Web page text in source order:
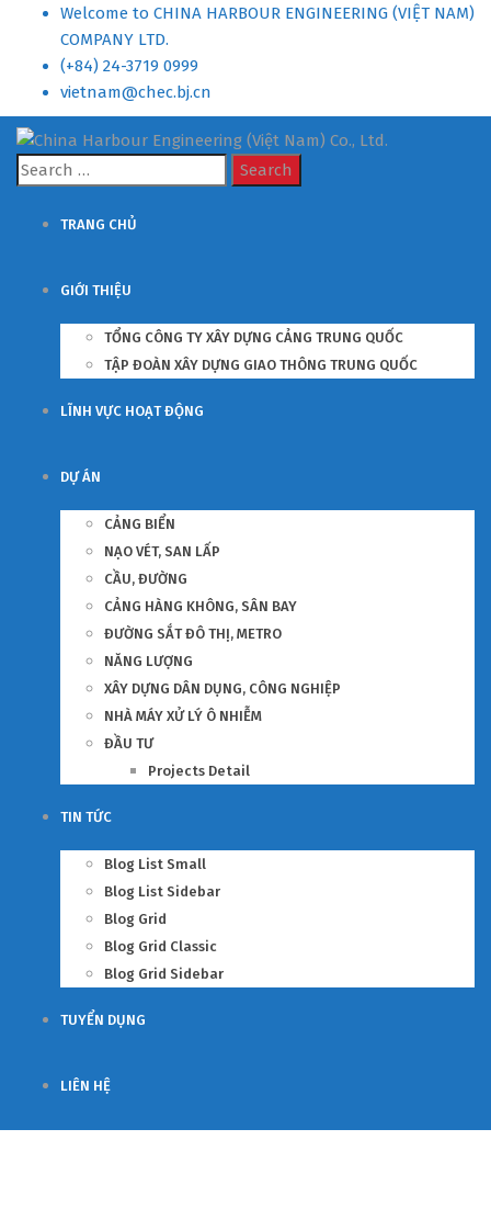
Welcome to CHINA HARBOUR ENGINEERING (VIỆT NAM)
COMPANY LTD.
(+84) 24-3719 0999
vietnam@chec.bj.cn
Search
for:
TRANG CHỦ
GIỚI THIỆU
TỔNG CÔNG TY XÂY DỰNG CẢNG TRUNG QUỐC
TẬP ĐOÀN XÂY DỰNG GIAO THÔNG TRUNG QUỐC
LĨNH VỰC HOẠT ĐỘNG
DỰ ÁN
CẢNG BIỂN
NẠO VÉT, SAN LẤP
CẦU, ĐƯỜNG
CẢNG HÀNG KHÔNG, SÂN BAY
ĐƯỜNG SẮT ĐÔ THỊ, METRO
NĂNG LƯỢNG
XÂY DỰNG DÂN DỤNG, CÔNG NGHIỆP
NHÀ MÁY XỬ LÝ Ô NHIỄM
ĐẦU TƯ
Projects Detail
TIN TỨC
Blog List Small
Blog List Sidebar
Blog Grid
Blog Grid Classic
Blog Grid Sidebar
TUYỂN DỤNG
LIÊN HỆ